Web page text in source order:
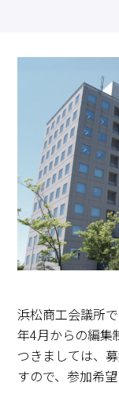
浜松商工会議所
年4月からの編集
つきましては、
すので、参加希